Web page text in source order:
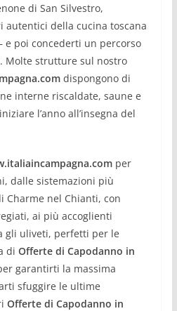
di San Silvestro,
autentici della cucina toscana
e poi concederti un percorso
Molte strutture sul nostro
dispongono di
interne riscaldate, saune e
l’anno all’insegna del
per
dalle sistemazioni più
Charme nel Chianti, con
ai più accoglienti
gli uliveti, perfetti per le
di Offerte di Capodanno in
garantirti la massima
sfuggire le ultime
Offerte di Capodanno in